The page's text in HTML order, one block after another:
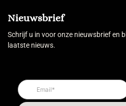
Nieuwsbrief
Schrijf u in voor onze nieuwsbrief en
laatste nieuws.